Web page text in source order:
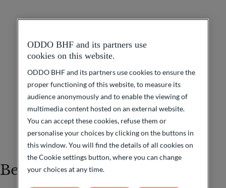
Berlin
ODDO BHF and its partners use
cookies on this website.
ODDO BHF and its partners use cookies to ensure the
proper functioning of this website, to measure its
audience anonymously and to enable the viewing of
multimedia content hosted on an external website.
You can accept these cookies, refuse them or
personalise your choices by clicking on the buttons in
this window. You will find the details of all cookies on
the Cookie settings button, where you can change
your choices at any time.